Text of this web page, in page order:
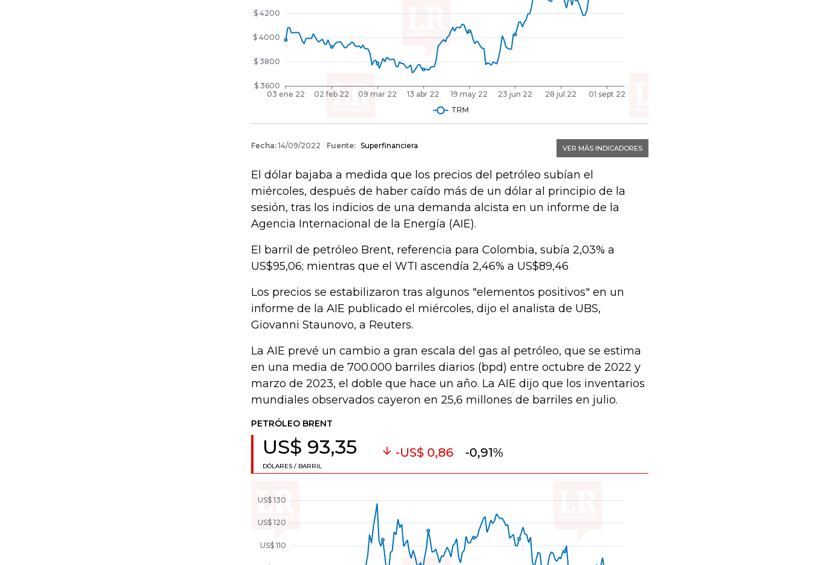
El dólar bajaba a medida que los precios del petróleo subían el
miércoles, después de haber caído más de un dólar al principio de la
sesión, tras los indicios de una demanda alcista en un informe de la
Agencia Internacional de la Energía (AIE).
El barril de petróleo Brent, referencia para Colombia, subía 2,03% a
US$95,06; mientras que el WTI ascendía 2,46% a US$89,46
Los precios se estabilizaron tras algunos "elementos positivos" en un
informe de la AIE publicado el miércoles, dijo el analista de UBS,
Giovanni Staunovo, a Reuters.
La AIE prevé un cambio a gran escala del gas al petróleo, que se estima
en una media de 700.000 barriles diarios (bpd) entre octubre de 2022 y
marzo de 2023, el doble que hace un año. La AIE dijo que los inventarios
mundiales observados cayeron en 25,6 millones de barriles en julio.